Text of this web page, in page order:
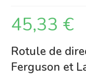
45,33 €
Rotule de
Ferguson et